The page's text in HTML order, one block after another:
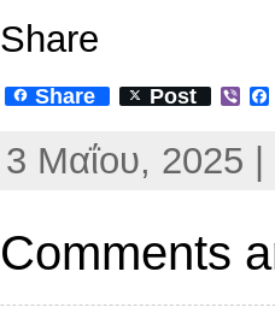
Share
Share Post
V
e
r
3 Μαΐου, 2025
Comments